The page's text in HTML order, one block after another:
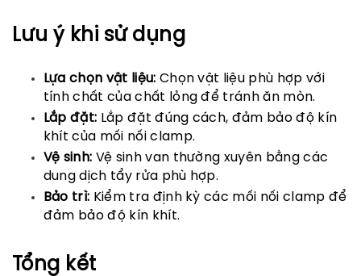
Lưu ý khi sử dụng
Lựa chọn vật liệu: Chọn vật liệu phù hợp với
tính chất của chất lỏng để tránh ăn mòn.
Lắp đặt: Lắp đặt đúng cách, đảm bảo độ kín
khít của mối nối clamp.
Vệ sinh: Vệ sinh van thường xuyên bằng các
dung dịch tẩy rửa phù hợp.
Bảo trì: Kiểm tra định kỳ các mối nối clamp để
đảm bảo độ kín khít.
Tổng kết